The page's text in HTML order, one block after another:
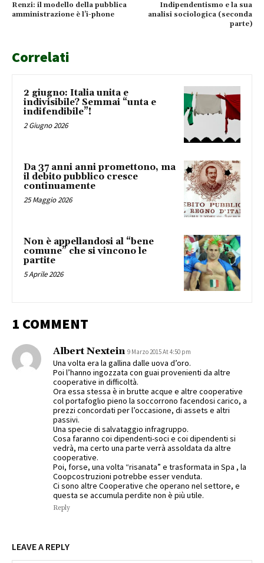
Renzi: il modello della pubblica
amministrazione è l’i-phone
Indipendentismo e la sua
analisi sociologica (seconda
parte)
Correlati
2 giugno: Italia unita e
indivisibile? Semmai “unta e
indifendibile”!
2 Giugno 2026
Da 37 anni anni promettono, ma
il debito pubblico cresce
continuamente
25 Maggio 2026
Non è appellandosi al “bene
comune” che si vincono le
partite
5 Aprile 2026
1 COMMENT
Albert Nextein 9 Marzo 2015 At 4:50 pm
Una volta era la gallina dalle uova d’oro.
Poi l’hanno ingozzata con guai provenienti da altre
cooperative in difficoltà.
Ora essa stessa è in brutte acque e altre cooperative
col portafoglio pieno la soccorrono facendosi carico, a
prezzi concordati per l’occasione, di assets e altri
passivi.
Una specie di salvataggio infragruppo.
Cosa faranno coi dipendenti-soci e coi dipendenti si
vedrà, ma certo una parte verrà assoldata da altre
cooperative.
Poi, forse, una volta “risanata” e trasformata in Spa , la
Coopcostruzioni potrebbe esser venduta.
Ci sono altre Cooperative che operano nel settore, e
questa se accumula perdite non è più utile.
Reply
LEAVE A REPLY